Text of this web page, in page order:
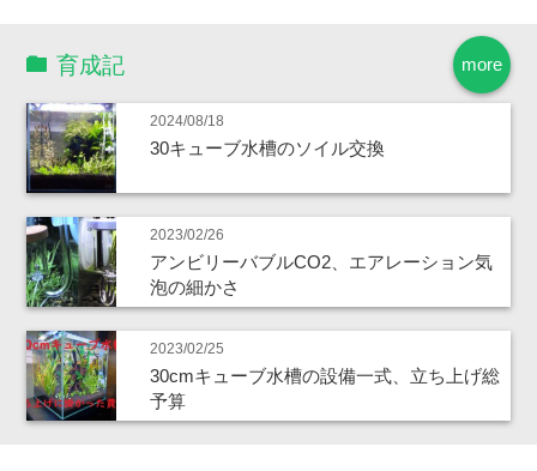
more
育成記
2024/08/18
30キューブ水槽のソイル交換
2023/02/26
アンビリーバブルCO2、エアレーション気
泡の細かさ
2023/02/25
30cmキューブ水槽の設備一式、立ち上げ総
予算